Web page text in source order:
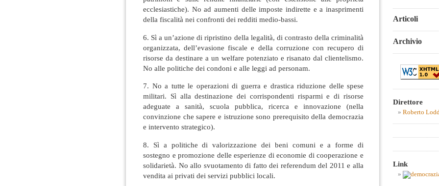
ecclesiastiche). No ad aumenti delle imposte indirette e a inasprimenti
della fiscalità nei confronti dei redditi medio-bassi.
6. Sì a un’azione di ripristino della legalità, di contrasto della criminalità
organizzata, dell’evasione fiscale e della corruzione con recupero di
risorse da destinare a un welfare potenziato e risanato dal clientelismo.
No alle politiche dei condoni e alle leggi ad personam.
7. No a tutte le operazioni di guerra e drastica riduzione delle spese
militari. Sì alla destinazione dei corrispondenti risparmi e di risorse
adeguate a sanità, scuola pubblica, ricerca e innovazione (nella
convinzione che sapere e istruzione sono prerequisito della democrazia
e intervento strategico).
8. Sì a politiche di valorizzazione dei beni comuni e a forme di
sostegno e promozione delle esperienze di economie di cooperazione e
solidarietà. No allo svuotamento di fatto dei referendum del 2011 e alla
vendita ai privati dei servizi pubblici locali.
Articoli
Archivio
Direttore
Roberto
Link